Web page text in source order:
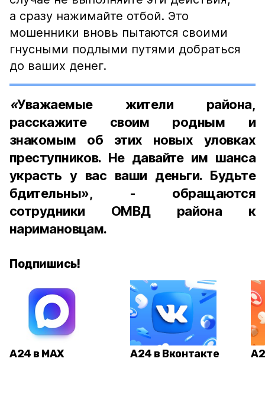
а сразу нажимайте отбой. Это
мошенники вновь пытаются своими
гнусными подлыми путями добраться
до ваших денег.
«Уважаемые жители района,
расскажите своим родным и
знакомым об этих новых уловках
преступников. Не давайте им шанса
украсть у вас ваши деньги. Будьте
бдительны», - обращаются
сотрудники ОМВД района к
наримановцам.
Подпишись!
А24 в MAX А24 в Вконтакте